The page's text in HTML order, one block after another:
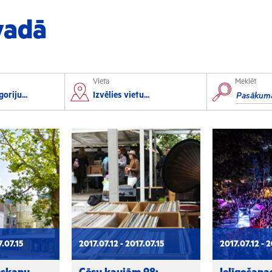
sports
sports
Radošās darbnīcas
Lekcijas
Vieta
Izvēlies vietu...
Meklēt
2017.07.12 - 2017.07.15 2017.07.12 -